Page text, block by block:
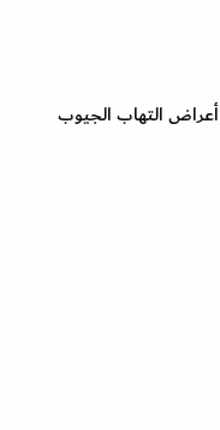
التهاب الجيوب